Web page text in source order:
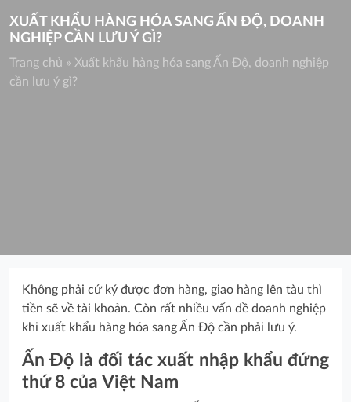
XUẤT KHẨU HÀNG HÓA SANG ẤN ĐỘ, DOANH
NGHIỆP CẦN LƯU Ý GÌ?
Trang chủ » Xuất khẩu hàng hóa sang Ấn Độ, doanh nghiệp
cần lưu ý gì?
Không phải cứ ký được đơn hàng, giao hàng lên tàu thì
tiền sẽ về tài khoản. Còn rất nhiều vấn đề doanh nghiệp
khi xuất khẩu hàng hóa sang Ấn Độ cần phải lưu ý.
Ấn Độ là đối tác xuất nhập khẩu đứng
thứ 8 của Việt Nam